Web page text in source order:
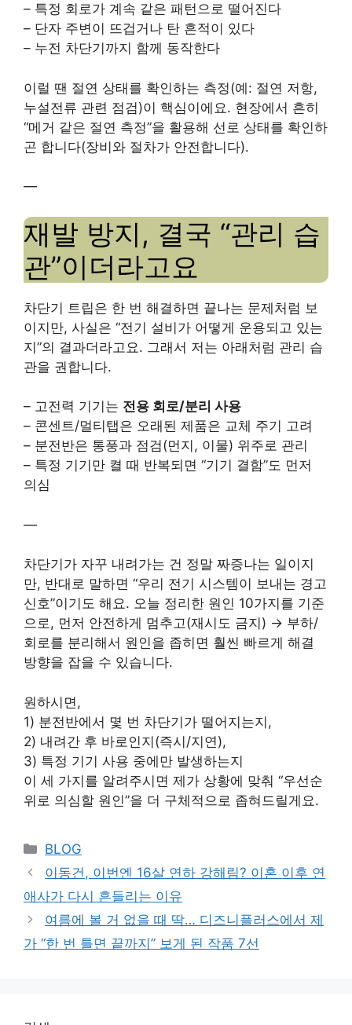
– 특정 회로가 계속 같은 패턴으로 떨어진다
– 단자 주변이 뜨겁거나 탄 흔적이 있다
– 누전 차단기까지 함께 동작한다
이럴 땐 절연 상태를 확인하는 측정(예: 절연 저항,
누설전류 관련 점검)이 핵심이에요. 현장에서 흔히
“메거 같은 절연 측정”을 활용해 선로 상태를 확인하
곤 합니다(장비와 절차가 안전합니다).
—
재발 방지, 결국 “관리 습
관”이더라고요
차단기 트립은 한 번 해결하면 끝나는 문제처럼 보
이지만, 사실은 “전기 설비가 어떻게 운용되고 있는
지”의 결과더라고요. 그래서 저는 아래처럼 관리 습
관을 권합니다.
– 고전력 기기는 전용 회로/분리 사용
– 콘센트/멀티탭은 오래된 제품은 교체 주기 고려
– 분전반은 통풍과 점검(먼지, 이물) 위주로 관리
– 특정 기기만 켤 때 반복되면 “기기 결함”도 먼저
의심
—
차단기가 자꾸 내려가는 건 정말 짜증나는 일이지
만, 반대로 말하면 “우리 전기 시스템이 보내는 경고
신호”이기도 해요. 오늘 정리한 원인 10가지를 기준
으로, 먼저 안전하게 멈추고(재시도 금지) → 부하/
회로를 분리해서 원인을 좁히면 훨씬 빠르게 해결
방향을 잡을 수 있습니다.
원하시면,
1) 분전반에서 몇 번 차단기가 떨어지는지,
2) 내려간 후 바로인지(즉시/지연),
3) 특정 기기 사용 중에만 발생하는지
이 세 가지를 알려주시면 제가 상황에 맞춰 “우선순
위로 의심할 원인”을 더 구체적으로 좁혀드릴게요.
Categories
BLOG
이동건, 이번엔 16살 연하 강해림? 이혼 이후 연
애사가 다시 흔들리는 이유
여름에 볼 거 없을 때 딱… 디즈니플러스에서 제
가 “한 번 틀면 끝까지” 보게 된 작품 7선